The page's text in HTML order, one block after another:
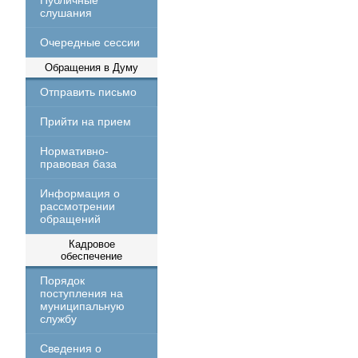
слушания
Очередные сессии
Обращения в Думу
Отправить письмо
Прийти на прием
Нормативно-
правовая база
Информация о
рассмотрении
обращений
Кадровое
обеспечение
Порядок
поступления на
муниципальную
службу
Сведения о